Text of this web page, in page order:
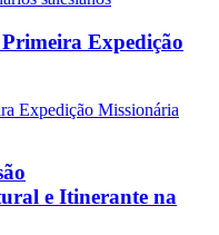
Expedição
e Itinerante na